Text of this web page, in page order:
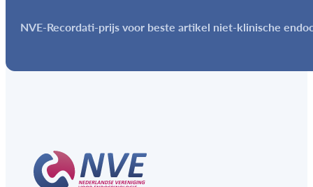
NVE-Recordati-prijs voor beste artikel niet-klinische